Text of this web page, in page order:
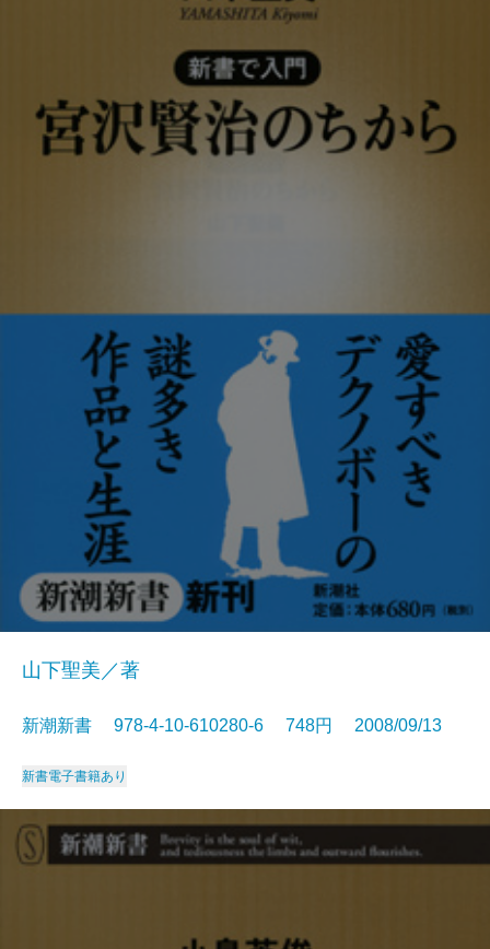
山下聖美／著
新潮新書 978-4-10-610280-6 748円 2008/09/13
新書電子書籍あり